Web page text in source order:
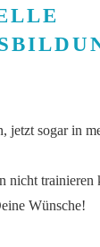
jetzt sogar in
nicht trainieren
Wünsche!